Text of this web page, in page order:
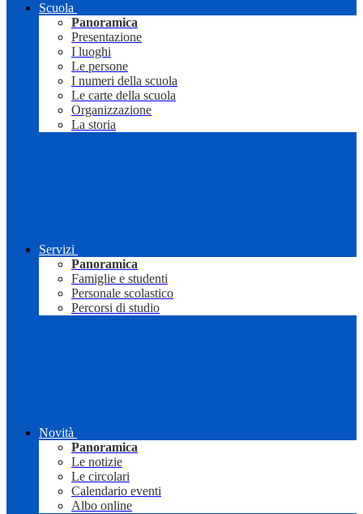
Scuola
Panoramica
Presentazione
I luoghi
Le persone
I numeri della scuola
Le carte della scuola
Organizzazione
La storia
Servizi
Panoramica
Famiglie e studenti
Personale scolastico
Percorsi di studio
Novità
Panoramica
Le notizie
Le circolari
Calendario eventi
Albo online